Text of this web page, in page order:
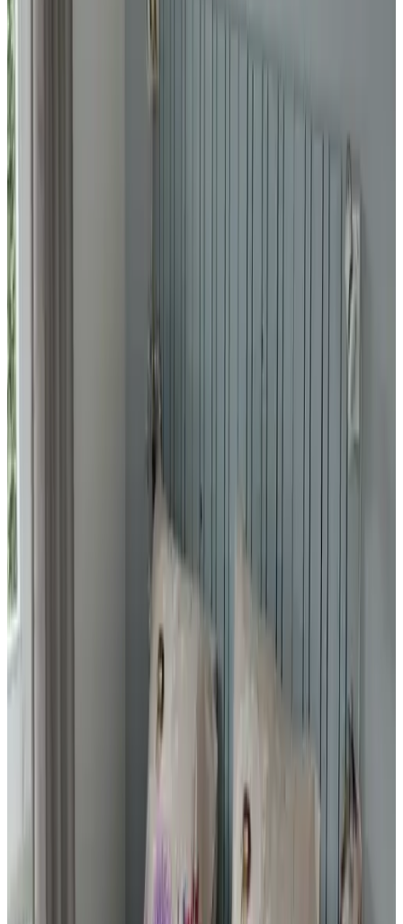
August 2026
10
Die Unterkunft wurde von Mieke und Peter mit viel Liebe
wie zu Hause gefühlt. Es ist wirklich alles vorhanden, was man für
eine entspannte Auszeit braucht. Ich würde jederzeit wieder Urlaub
im „Huisje aan de Grevelingen“ machen.
S